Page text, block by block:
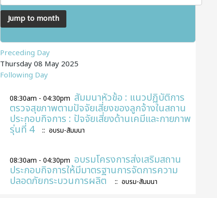
Jump to month
Preceding Day
Thursday 08 May 2025
Following Day
08:30am - 04:30pm สัมมนาหัวข้อ : แนวปฏิบัติการ
ตรวจสุขภาพตามปัจจัยเสี่ยงของลูกจ้างในสถาน
ประกอบกิจการ : ปัจจัยเสี่ยงด้านเคมีและกายภาพ
รุ่นที่ 4 :: อบรม-สัมมนา
08:30am - 04:30pm อบรมโครงการส่งเสริมสถาน
ประกอบกิจการให้มีมาตรฐานการจัดการความ
ปลอดภัยกระบวนการผลิต :: อบรม-สัมมนา